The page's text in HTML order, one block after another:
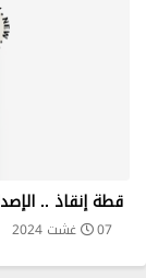
قطة إنقاذ ..
07 غشت 2024